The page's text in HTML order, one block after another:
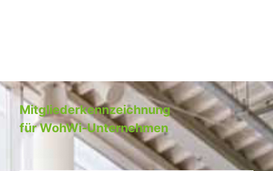
Mitgliederkennzeichnung
für WohWi-Unternehmen